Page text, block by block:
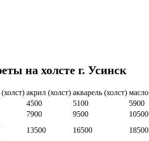
на холсте г. Усинск
акрил (холст) акварель (холст)
4500 5100
5900
7900 9500
10500
13500 16500 18500